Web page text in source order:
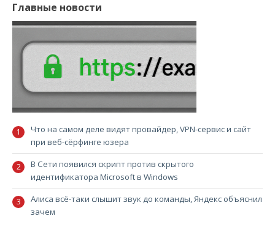
Главные новости
Что на самом деле видят провайдер, VPN-сервис и сайт
при веб-сёрфинге юзера
В Сети появился скрипт против скрытого
идентификатора Microsoft в Windows
Алиса всё-таки слышит звук до команды, Яндекс объяснил
зачем